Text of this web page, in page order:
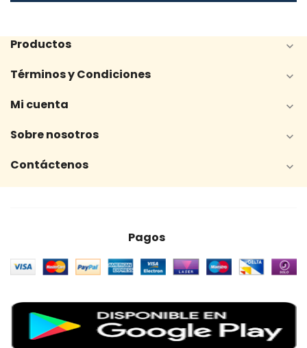
Productos 
Términos y Condiciones 
Mi cuenta 
Sobre nosotros 
Contáctenos 
Pagos